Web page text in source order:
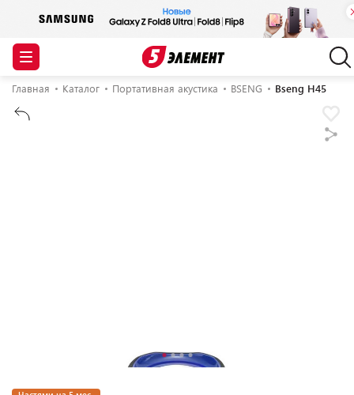
Главная Каталог Портативная акустика BSENG Bseng H45